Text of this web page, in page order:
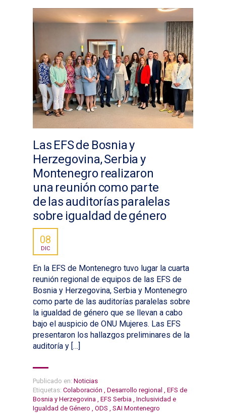
Las EFS de Bosnia y
Herzegovina, Serbia y
Montenegro realizaron
una reunión como parte
de las auditorías paralelas
sobre igualdad de género
08
DIC
En la EFS de Montenegro tuvo lugar la cuarta
reunión regional de equipos de las EFS de
Bosnia y Herzegovina, Serbia y Montenegro
como parte de las auditorías paralelas sobre
la igualdad de género que se llevan a cabo
bajo el auspicio de ONU Mujeres. Las EFS
presentaron los hallazgos preliminares de la
auditoría y […]
Publicado en: Noticias
Etiquetas: Colaboración , Desarrollo regional , EFS de
Bosnia y Herzegovina , EFS Serbia , Inclusividad e
Igualdad de Género , ODS , SAI Montenegro